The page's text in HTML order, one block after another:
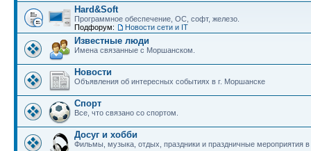
Hard&Soft
Программное обеспечение, ОС, софт, железо.
Подфорум:
Новости сети и IT
Известные люди
Имена связанные с Моршанском.
Новости
Объявления об интересных событиях в г. Моршанске
Спорт
Все, что связано со спортом.
Досуг и хобби
Фильмы, музыка, отдых, праздники и праздничные мероприятия